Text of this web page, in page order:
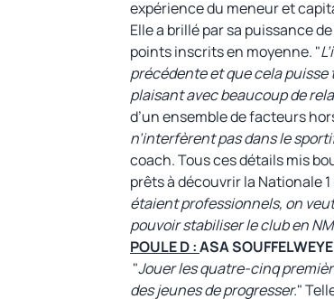
expérience du meneur et
Elle a brillé par sa puissance
points inscrits en moyenne. "
précédente et que cela
plaisant avec beaucoup de
d’un ensemble de facteurs
n’interfèrent pas dans le
coach. Tous ces détails mis
prêts à découvrir la Nationale
étaient professionnels, on
pouvoir stabiliser le club en
POULE D :ASA
"Jouer les quatre-cinq
des jeunes de progresser."